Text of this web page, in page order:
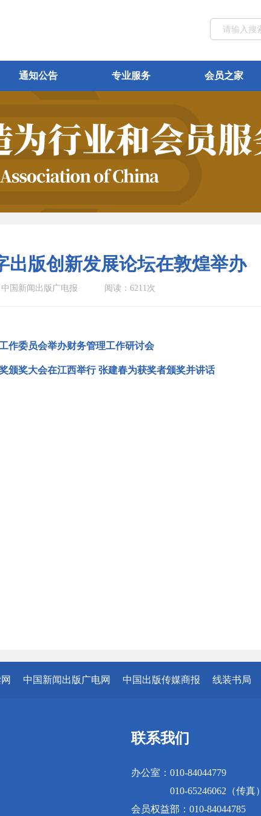
通知公告 专业服务 会员之家
出版创新发展论坛在敦煌举办
国新闻出版广电报 阅读：6211次
作委员会举办财务管理工作研讨会
颁奖大会在江西举行 张建春为获奖者颁奖并讲话
中国新闻出版广电网 中国出版传媒商报 线装书局
联系我们
办公室：010-84044779
010-65246062（传真）
会员权益部：010-84044785